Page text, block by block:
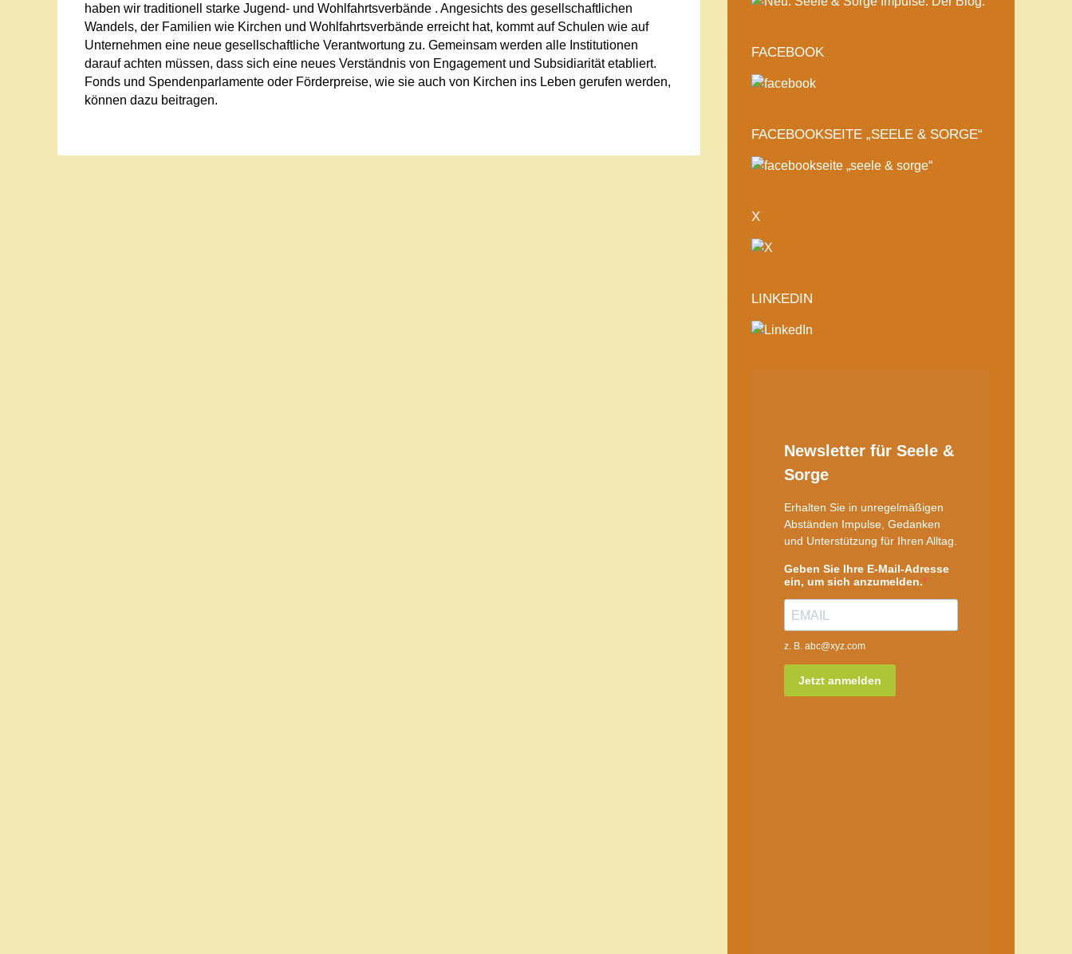
haben wir traditionell starke Jugend- und Wohlfahrtsverbände . Angesichts des gesellschaftlichen
Wandels, der Familien wie Kirchen und Wohlfahrtsverbände erreicht hat, kommt auf Schulen wie auf
Unternehmen eine neue gesellschaftliche Verantwortung zu. Gemeinsam werden alle Institutionen
darauf achten müssen, dass sich eine neues Verständnis von Engagement und Subsidiarität etabliert.
Fonds und Spendenparlamente oder Förderpreise, wie sie auch von Kirchen ins Leben gerufen werden,
können dazu beitragen.
FACEBOOK
FACEBOOKSEITE „SEELE & SORGE“
X
LINKEDIN